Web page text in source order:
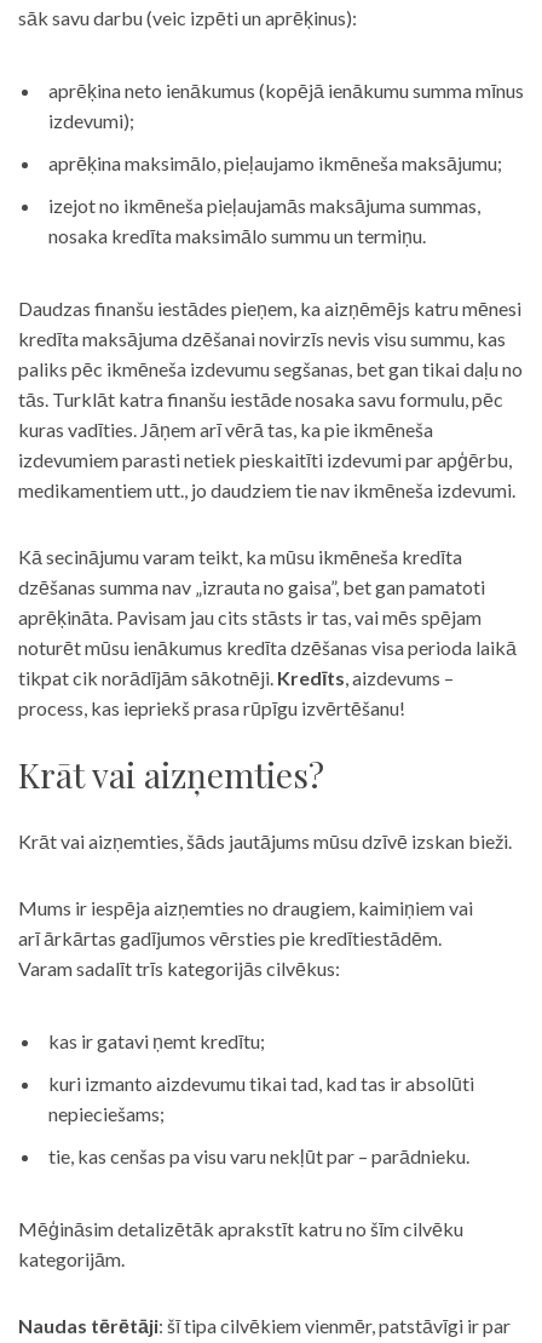
sāk savu darbu (veic izpēti un aprēķinus):
aprēķina neto ienākumus (kopējā ienākumu summa mīnus
izdevumi);
aprēķina maksimālo, pieļaujamo ikmēneša maksājumu;
izejot no ikmēneša pieļaujamās maksājuma summas,
nosaka kredīta maksimālo summu un termiņu.
Daudzas finanšu iestādes pieņem, ka aizņēmējs katru mēnesi
kredīta maksājuma dzēšanai novirzīs nevis visu summu, kas
paliks pēc ikmēneša izdevumu segšanas, bet gan tikai daļu no
tās. Turklāt katra finanšu iestāde nosaka savu formulu, pēc
kuras vadīties. Jāņem arī vērā tas, ka pie ikmēneša
izdevumiem parasti netiek pieskaitīti izdevumi par apģērbu,
medikamentiem utt., jo daudziem tie nav ikmēneša izdevumi.
Kā secinājumu varam teikt, ka mūsu ikmēneša kredīta
dzēšanas summa nav „izrauta no gaisa”, bet gan pamatoti
aprēķināta. Pavisam jau cits stāsts ir tas, vai mēs spējam
noturēt mūsu ienākumus kredīta dzēšanas visa perioda laikā
tikpat cik norādījām sākotnēji. Kredīts, aizdevums –
process, kas iepriekš prasa rūpīgu izvērtēšanu!
Krāt vai aizņemties?
Krāt vai aizņemties, šāds jautājums mūsu dzīvē izskan bieži.
Mums ir iespēja aizņemties no draugiem, kaimiņiem vai
arī ārkārtas gadījumos vērsties pie kredītiestādēm.
Varam sadalīt trīs kategorijās cilvēkus:
kas ir gatavi ņemt kredītu;
kuri izmanto aizdevumu tikai tad, kad tas ir absolūti
nepieciešams;
tie, kas cenšas pa visu varu nekļūt par – parādnieku.
Mēģināsim detalizētāk aprakstīt katru no šīm cilvēku
kategorijām.
Naudas tērētāji: šī tipa cilvēkiem vienmēr, patstāvīgi ir par